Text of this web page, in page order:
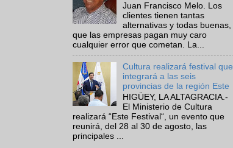
Juan Francisco Melo. Los
clientes tienen tantas
alternativas y todas buenas,
que las empresas pagan muy caro
cualquier error que cometan. La...
Cultura realizará festival que
integrará a las seis
provincias de la región Este
HIGÜEY, LA ALTAGRACIA.-
El Ministerio de Cultura
realizará “Este Festival“, un evento que
reunirá, del 28 al 30 de agosto, las
principales ...